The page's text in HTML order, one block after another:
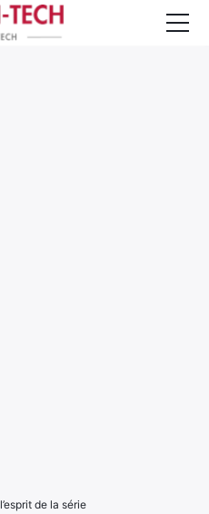
de la série